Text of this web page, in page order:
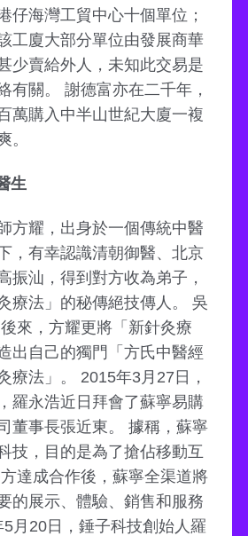
仔海灣工貿中心十個單位；
工廈大部分單位由發展商華
少賣給外人，未知此交易是
有關。 謝德富亦在二千年，
萬購入中半山世紀大廈一複
。
生
方耀，出身於一個傳統中醫
，有幸認識清朝御醫、北京
振汕，得到對方收為弟子，
療法」的秘傳絕技傳人。 吳
來，方耀更將「新針灸療
出自己的獨門「方氏中醫經
療法」。 2015年3月27日，
羅永浩近日拜會了蘇寧易購
董事長張近東。 據稱，蘇寧
技，目的是為了搶佔移動互
達成合作後，蘇寧全渠道將
的展示、體驗、銷售和服務
月20日，錘子科技創始人羅